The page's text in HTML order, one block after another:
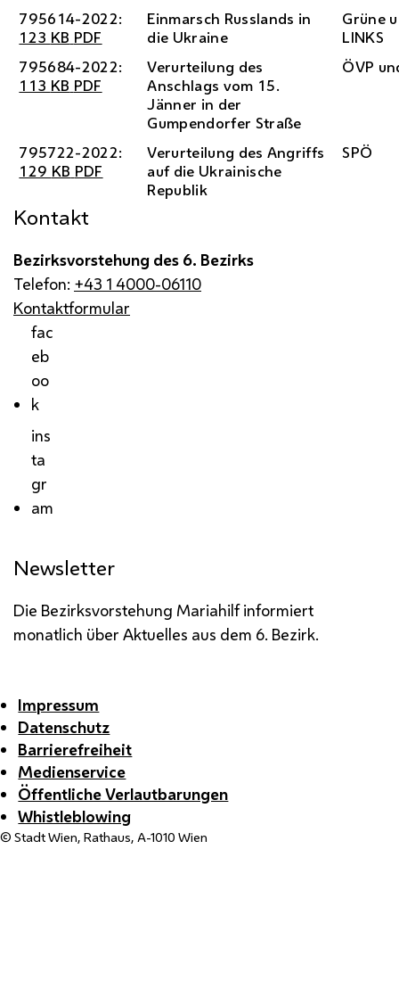
795614-2022:
123 KB PDF
Einmarsch Russlands in
die Ukraine
Grüne
LINKS
795684-2022:
113 KB PDF
Verurteilung des
Anschlags vom 15.
Jänner in der
Gumpendorfer Straße
ÖVP
795722-2022:
129 KB PDF
Verurteilung des Angriffs
auf die Ukrainische
Republik
SPÖ
Kontakt
Bezirksvorstehung des 6. Bezirks
Telefon: +43 1 4000-06110
Kontaktformular
fac
eb
oo
k
ins
ta
gr
am
Newsletter
Die Bezirksvorstehung Mariahilf informiert
monatlich über Aktuelles aus dem 6. Bezirk.
Impressum
Datenschutz
Barrierefreiheit
Medienservice
Öffentliche Verlautbarungen
Whistleblowing
© Stadt Wien, Rathaus, A-1010 Wien